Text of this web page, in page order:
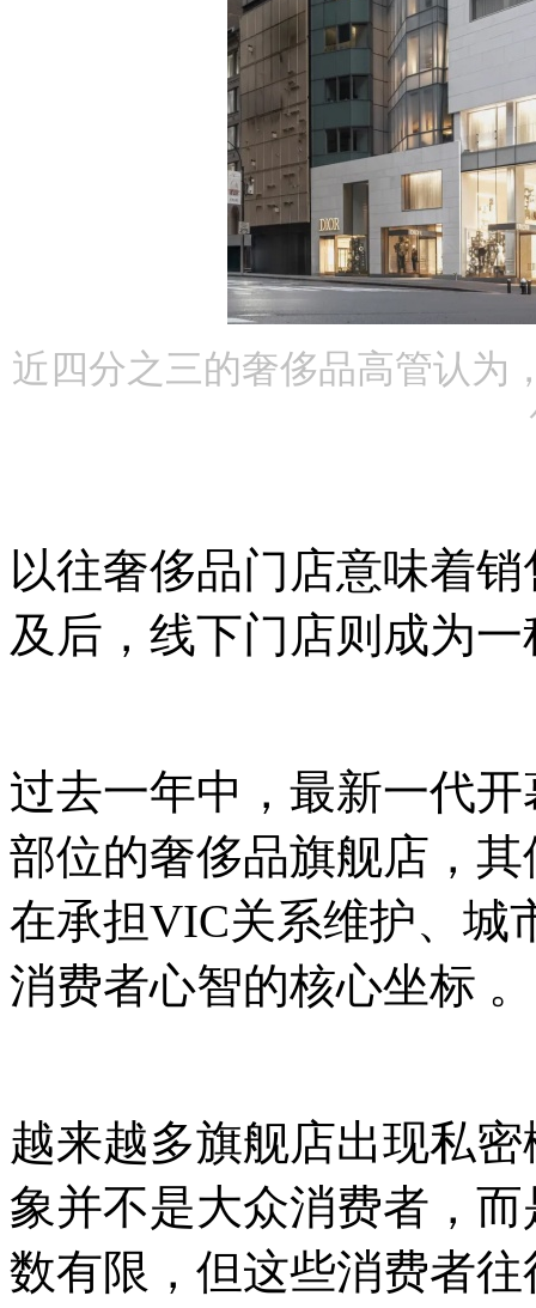
近四分之三的奢侈品高管认为
以往奢侈品门店意味着
及后，线下门店则成为
过去一年中，最新一代
部位的奢侈品旗舰店，
在承担VIC关系维护、城
消费者心智的核心坐标 。
越来越多旗舰店出现私
象并不是大众消费者，
数有限，但这些消费者